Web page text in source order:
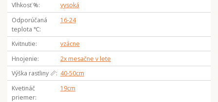
Vlhkosť %
vysoká
Odporúčaná
teplota ℃
16-24
Kvitnutie
vzácne
Hnojenie
2x mesačne v lete
Výška rastliny 📏
40-50cm
Kvetináč
priemer
19cm